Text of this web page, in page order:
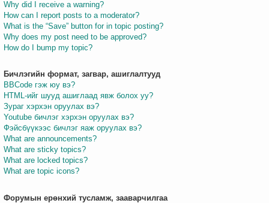
Why did I receive a warning?
How can I report posts to a moderator?
What is the “Save” button for in topic posting?
Why does my post need to be approved?
How do I bump my topic?
Бичлэгийн формат, загвар, ашиглалтууд
BBCode гэж юу вэ?
HTML-ийг шууд ашиглаад явж болох уу?
Зураг хэрхэн оруулах вэ?
Youtube бичлэг хэрхэн оруулах вэ?
Фэйсбүүкээс бичлэг яаж оруулах вэ?
What are announcements?
What are sticky topics?
What are locked topics?
What are topic icons?
Форумын ерөнхий тусламж, зааварчилгаа